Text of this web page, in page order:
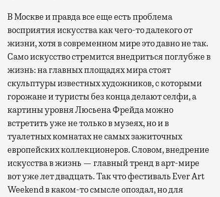
В Москве и правда все еще есть проблема
восприятия искусства как чего-то далекого от
жизни, хотя в современном мире это давно не так.
Само искусство стремится внедриться поглубже в
жизнь: на главных площадях мира стоят
скульптуры известных художников, с которыми
горожане и туристы без конца делают селфи, а
картины уровня Люсьена Фрейда можно
встретить уже не только в музеях, но и в
туалетных комнатах не самых зажиточных
европейских коллекционеров. Словом, внедрение
искусства в жизнь — главный тренд в арт-мире
вот уже лет двадцать. Так что фестиваль Ever Art
Weekend в каком-то смысле опоздал, но для